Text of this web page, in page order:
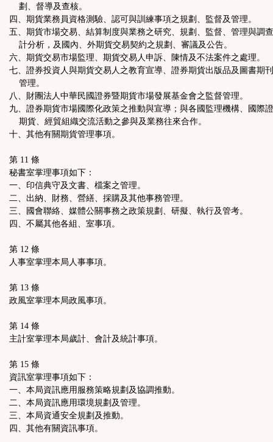
劃、督導及查核。
四、期貨業務員資格測驗、認可與訓練事項之規劃、監督及管理。
五、期貨市場交易、結算制度與業務之研究、規劃、監督、管理與調
計分析，及國內、外期貨交易契約之規劃、審議及公告。
六、期貨交易市場監理、期貨交易人申訴、陳情及不法案件之處理。
七、證券投資人與期貨交易人之教育宣導、證券期貨出版品及圖書期
管理。
八、財團法人中華民國證券暨期貨市場發展基金會之監督管理。
九、證券期貨市場國際化政策之推動與宣導；與各國監理機構、國際
期貨、經貿組織交流活動之參與及業務往來合作。
十、其他有關期貨管理事項。
第 11 條
秘書室掌理事項如下：
一、印信典守及文書、檔案之管理。
二、出納、財務、營繕、採購及其他事務管理。
三、國會聯絡、媒體公關事務之政策規劃、研擬、執行及管考。
四、不屬其他各組、室事項。
第 12 條
人事室掌理本局人事事項。
第 13 條
政風室掌理本局政風事項。
第 14 條
主計室掌理本局歲計、會計及統計事項。
第 15 條
資訊室掌理事項如下：
一、本局資訊應用服務策略規劃及協調推動。
二、本局資訊應用環境規劃及管理。
三、本局資通安全規劃及推動。
四、其他有關資訊事項。